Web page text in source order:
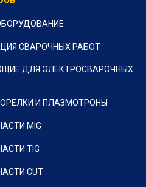
СВАРОЧНЫХ РАБОТ
ДЛЯ ЭЛЕКТРОСВАРОЧНЫХ
И ПЛАЗМОТРОНЫ
MIG
TIG
CUT